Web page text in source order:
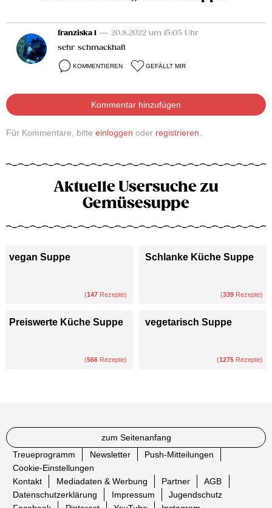
franziska 1 — 20.8.2022 um 15:05 Uhr
sehr schmackhaft
KOMMENTIEREN GEFÄLLT MIR
Kommentar hinzufügen
Für Kommentare, bitte einloggen oder registrieren.
Aktuelle Usersuche zu
Gemüsesuppe
vegan Suppe
(147 Rezepte)
Schlanke Küche Suppe
(339 Rezepte)
Preiswerte Küche Suppe
(566 Rezepte)
vegetarisch Suppe
(1275 Rezepte)
zum Seitenanfang
Treueprogramm
Newsletter
Push-Mitteilungen
Cookie-Einstellungen
Kontakt
Mediadaten & Werbung Partner
AGB
Datenschutzerklärung
Impressum
Jugendschutz